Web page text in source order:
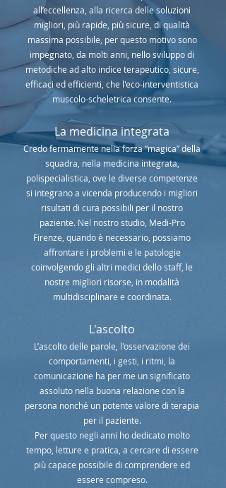
all’eccellenza, alla ricerca delle soluzioni
migliori, più rapide, più sicure, di qualità
massima possibile, per questo motivo sono
impegnato, da molti anni, nello sviluppo di
metodiche ad alto indice terapeutico, sicure,
efficaci ed efficienti, che l'eco-interventistica
muscolo-scheletrica consente.
La medicina integrata
Credo fermamente nella forza “magica” della
squadra, nella medicina integrata,
polispecialistica, ove le diverse competenze
si integrano a vicenda producendo i migliori
risultati di cura possibili per il nostro
paziente. Nel nostro studio, Medi-Pro
Firenze, quando è necessario, possiamo
affrontare i problemi e le patologie
coinvolgendo gli altri medici dello staff, le
nostre migliori risorse, in modalità
multidisciplinare e coordinata.
L'ascolto
L’ascolto delle parole, l'osservazione dei
comportamenti, i gesti, i ritmi, la
comunicazione ha per me un significato
assoluto nella buona relazione con la
persona nonché un potente valore di terapia
per il paziente.
Per questo negli anni ho dedicato molto
tempo, letture e pratica, a cercare di essere
più capace possibile di comprendere ed
essere compreso.